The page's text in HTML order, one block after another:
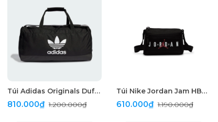
Túi Adidas Originals Duffel Bag "Black"
810.000₫1.200.000₫
Túi Nike Jordan Jam HBR Crossbody "Black"
610.000₫1.190.000₫